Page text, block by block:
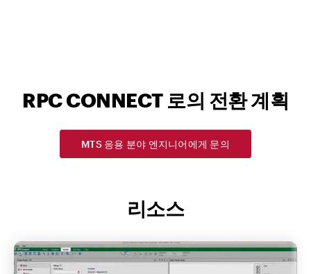
RPC CONNECT 로의 전환 계획
MTS 응용 분야 엔지니어에게 문의
리소스